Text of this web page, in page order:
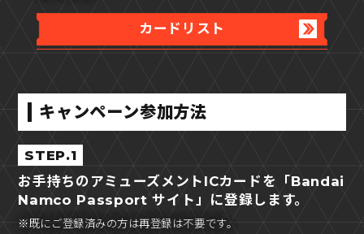
カードリスト
キャンペーン参加方法
STEP.1
お手持ちのアミューズメントICカードを「Bandai
Namco Passport サイト」に登録します。
※既にご登録済みの方は再登録は不要です。